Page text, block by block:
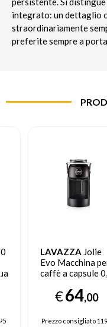
integrato: un dettaglio
straordinariamente
preferite sempre a
LAVAZZA Jolie
Evo Macchina
caffè a capsule
€64,00
Prezzo consigliato